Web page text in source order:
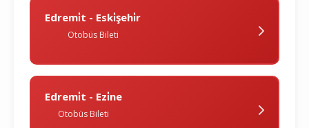
Edremi̇t - Eski̇şehi̇r
Otobüs Bileti
Edremi̇t - Ezi̇ne
Otobüs Bileti